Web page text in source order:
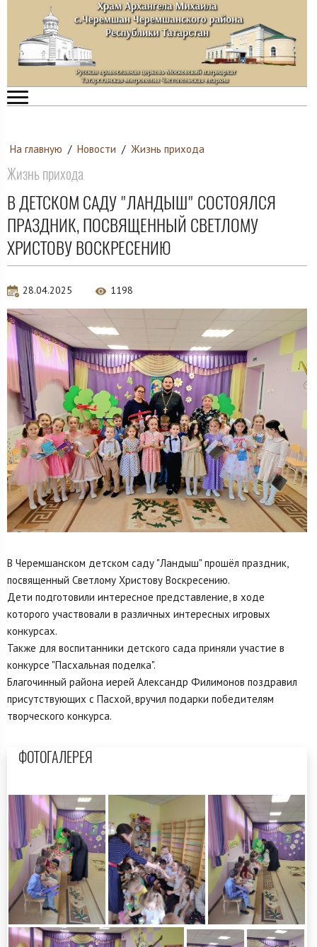
На главную / Новости / Жизнь прихода
Жизнь прихода
В ДЕТСКОМ САДУ "ЛАНДЫШ" СОСТОЯЛСЯ
ПРАЗДНИК, ПОСВЯЩЕННЫЙ СВЕТЛОМУ
ХРИСТОВУ ВОСКРЕСЕНИЮ
28.04.2025 1198
В Черемшанском детском саду "Ландыш" прошёл праздник,
посвященный Светлому Христову Воскресению.
Дети подготовили интересное представление, в ходе
которого участвовали в различных интересных игровых
конкурсах.
Также для воспитанники детского сада приняли участие в
конкурсе "Пасхальная поделка".
Благочинный района иерей Александр Филимонов поздравил
присутствующих с Пасхой, вручил подарки победителям
творческого конкурса.
ФОТОГАЛЕРЕЯ